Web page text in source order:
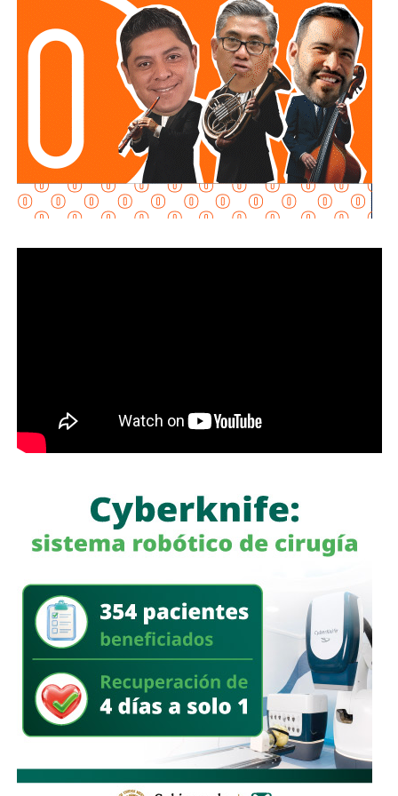
materializarse en un espacio del Sistema Municipal para
el Desarrollo Integral de la Familia (DIF) destinado al
bienestar de las familias.
de las familias, porque les permitirá ahorrar tiempo y
insumos incluidos, lo que beneficiará principalmente a
madres y padres de familia, personas adultas mayores y
comunitarios en favor del bienestar social.